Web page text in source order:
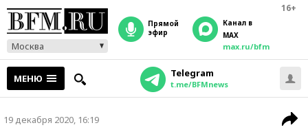
16+
Москва
прямой
эфир
Канал в
MAX
max.ru/bfm
МЕНЮ Telegram
t.me/BFMnews
19 декабря 2020, 16:19